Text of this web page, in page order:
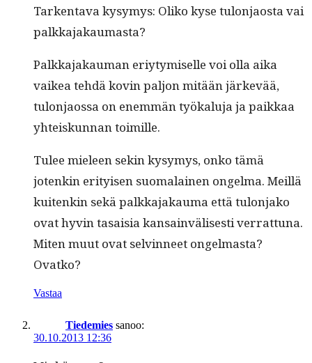
Tarken­ta­va kysymys: Oliko kyse tulon­jaos­ta vai
palkkajakaumasta?
Palkka­jakau­man eriy­tymiselle voi olla aika
vaikea tehdä kovin paljon mitään järkevää,
tulon­jaos­sa on enem­män työkalu­ja ja paikkaa
yhteiskun­nan toimille.
Tulee mieleen sekin kysymys, onko tämä
jotenkin eri­tyisen suo­ma­lainen ongel­ma. Meil­lä
kuitenkin sekä palkka­jakau­ma että tulon­jako
ovat hyvin tasaisia kan­sain­välis­es­ti ver­rat­tuna.
Miten muut ovat selvin­neet ongel­mas­ta?
Ovatko?
Vastaa
Tiedemies sanoo:
30.10.2013 12:36